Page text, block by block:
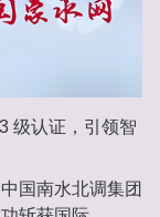
级认证，引领智
国南水北调集团